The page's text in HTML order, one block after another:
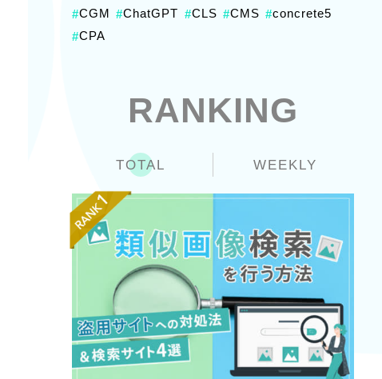
#CGM #ChatGPT #CLS #CMS #concrete5
#CPA
RANKING
TOTAL WEEKLY